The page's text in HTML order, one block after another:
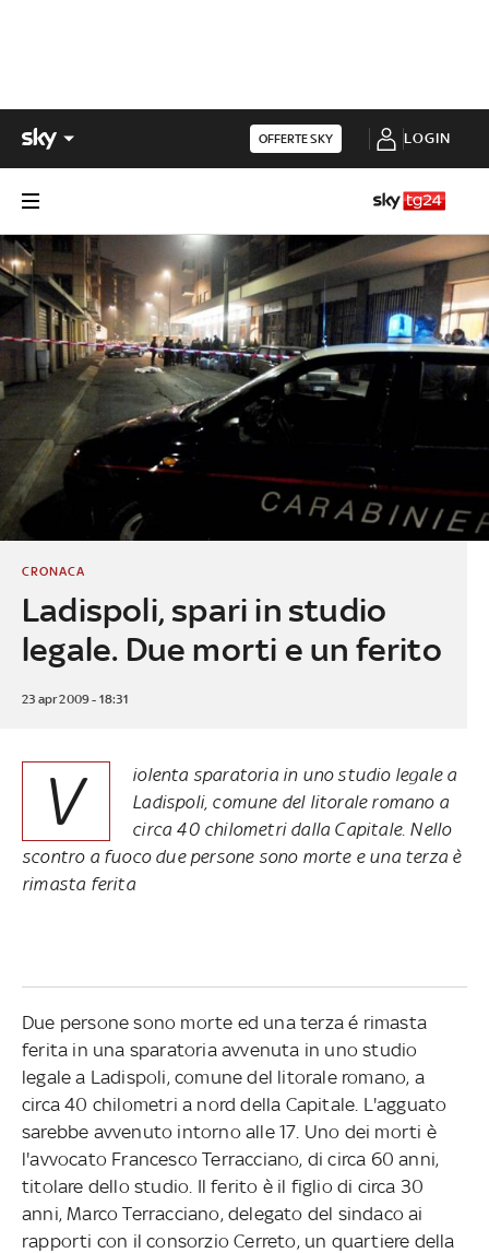
OFFERTE SKY LOGIN
Ladispoli, spari in studio
legale. Due morti e un ferito
CRONACA
23 apr 2009 - 18:31
V
iolenta sparatoria in uno studio legale a
Ladispoli, comune del litorale romano a
circa 40 chilometri dalla Capitale. Nello
scontro a fuoco due persone sono morte e una terza è
rimasta ferita
Due persone sono morte ed una terza é rimasta
ferita in una sparatoria avvenuta in uno studio
legale a Ladispoli, comune del litorale romano, a
circa 40 chilometri a nord della Capitale. L'agguato
sarebbe avvenuto intorno alle 17. Uno dei morti è
l'avvocato Francesco Terracciano, di circa 60 anni,
titolare dello studio. Il ferito è il figlio di circa 30
anni, Marco Terracciano, delegato del sindaco ai
rapporti con il consorzio Cerreto, un quartiere della